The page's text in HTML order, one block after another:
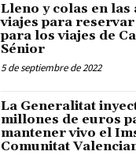
Lleno y colas en las
viajes para
para los viajes de
Sénior
5 de septiembre de 2022
La Generalitat
millones de euros
mantener vivo el
Comunitat